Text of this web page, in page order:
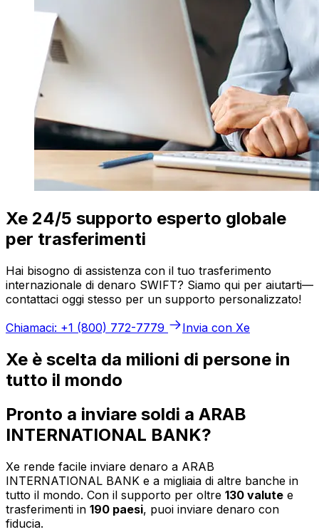
Xe 24/5 supporto esperto globale
per trasferimenti
Hai bisogno di assistenza con il tuo trasferimento
internazionale di denaro SWIFT? Siamo qui per aiutarti—
contattaci oggi stesso per un supporto personalizzato!
Chiamaci: +1 (800) 772-7779
Invia con Xe
Xe è scelta da milioni di persone in
tutto il mondo
Pronto a inviare soldi a ARAB
INTERNATIONAL BANK?
Xe rende facile inviare denaro a ARAB
INTERNATIONAL BANK e a migliaia di altre banche in
tutto il mondo. Con il supporto per oltre 130 valute e
trasferimenti in 190 paesi, puoi inviare denaro con
fiducia.